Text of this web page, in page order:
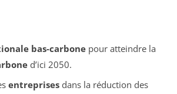
bas-carbonepour atteindre la
d’ici 2050.
entreprisesdans la réduction des